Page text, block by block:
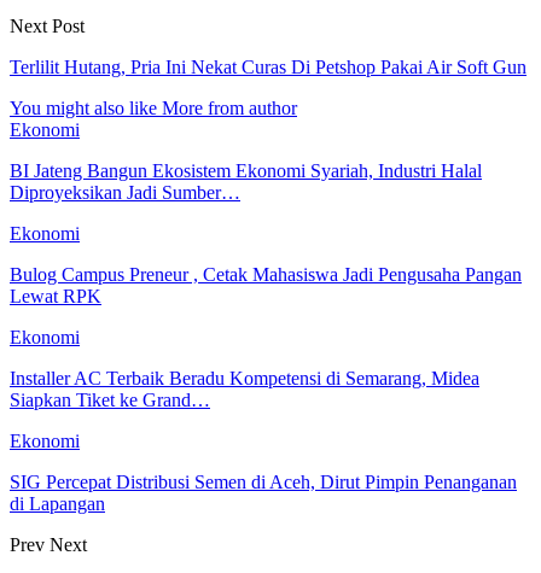
Next Post
Terlilit Hutang, Pria Ini Nekat Curas Di Petshop Pakai Air Soft Gun
You might also like More from author
Ekonomi
BI Jateng Bangun Ekosistem Ekonomi Syariah, Industri Halal
Diproyeksikan Jadi Sumber…
Ekonomi
Bulog Campus Preneur , Cetak Mahasiswa Jadi Pengusaha Pangan
Lewat RPK
Ekonomi
Installer AC Terbaik Beradu Kompetensi di Semarang, Midea
Siapkan Tiket ke Grand…
Ekonomi
SIG Percepat Distribusi Semen di Aceh, Dirut Pimpin Penanganan
di Lapangan
Prev Next